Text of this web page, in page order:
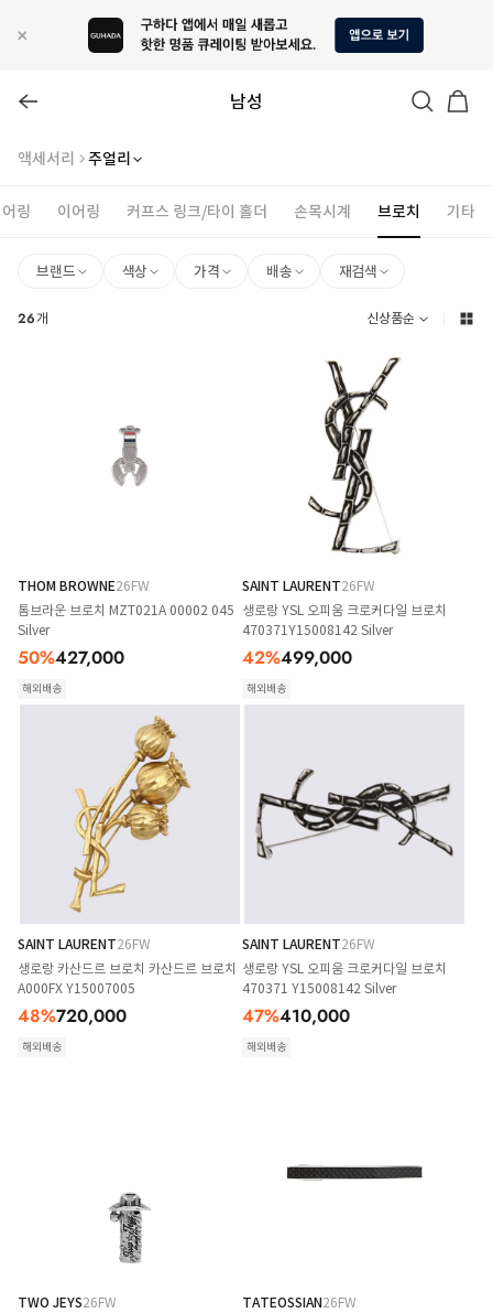
남성
액세서리 주얼리
링 이어링 커프스 링크/타이 홀더 손목시계 브로치 기타
브랜드 색상 가격 배송 재검색
26개 신상품순
THOM BROWNE26FW
톰브라운 브로치 MZT021A 00002 045
Silver
50%427,000
해외배송
SAINT LAURENT26FW
생로랑 YSL 오피움 크로커다일 브로치
470371Y15008142 Silver
42%499,000
해외배송
SAINT LAURENT26FW
생로랑 카산드르 브로치 카산드르 브로치
A000FX Y15007005
48%720,000
해외배송
SAINT LAURENT26FW
생로랑 YSL 오피움 크로커다일 브로치
470371 Y15008142 Silver
47%410,000
해외배송
TWO JEYS26FW
TATEOSSIAN26FW